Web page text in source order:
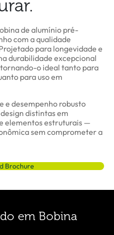
de alumínio pré-
com a qualidade
para longevidade e
durabilidade excepcional
o ideal tanto para
para uso em
e desempenho robusto
distintas em
elementos estruturais —
sem comprometer a
Brochure
em Bobina